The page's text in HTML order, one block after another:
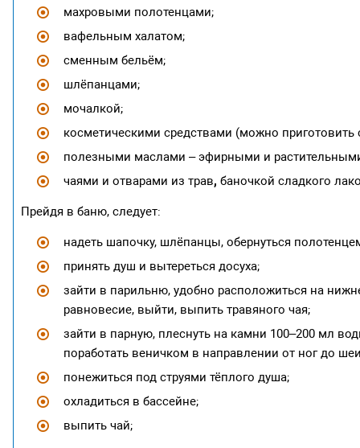
махровыми полотенцами;
вафельным халатом;
сменным бельём;
шлёпанцами;
мочалкой;
косметическими средствами (можно приготовить
полезными маслами – эфирными и
чаями и отварами из трав, баночкой сладкого
Прейдя в баню, следует:
надеть шапочку, шлёпанцы, обернуться
принять душ и вытереться досуха;
зайти в парильню, удобно расположиться на
равновесие, выйти, выпить травяного чая;
зайти в парную, плеснуть на камни 100–200 мл
поработать веничком в направлении от ног до
понежиться под струями тёплого душа;
охладиться в бассейне;
выпить чай;